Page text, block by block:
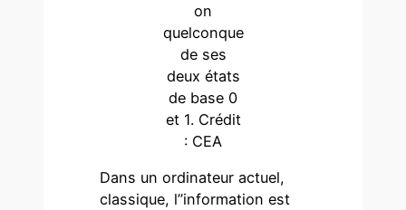
on
quelconque
de ses
deux états
de base 0
et 1. Crédit
: CEA
Dans un ordinateur actuel,
classique, l’’information est